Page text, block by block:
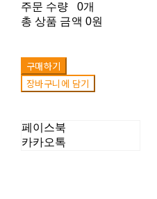
주문 수량
0개
총 상품 금액 0원
구매하기
장바구니에 담기
페이스북
카카오톡